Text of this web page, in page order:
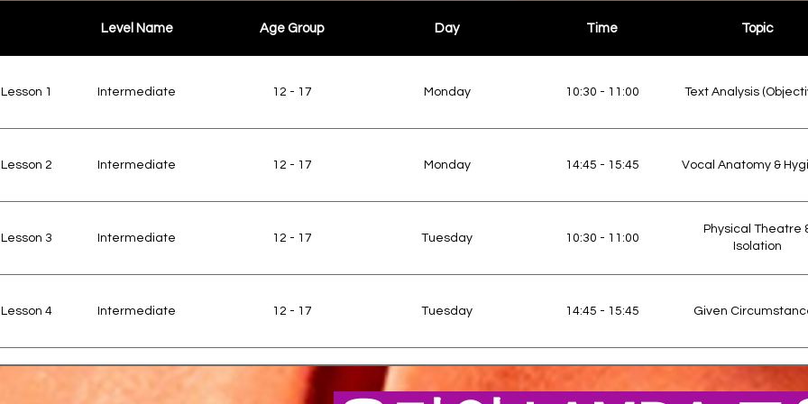
Foundation
Foundation
Foundation
Foundation
Elementary
Monday 14:45 - 15:45 2
Level Name Age Group Day Time Topic
1 Intermediate 12 - 17 Monday 10:30 - 11:00 Text Analysis
2 Intermediate 12 - 17 Monday 14:45 - 15:45 Vocal Anatomy &
3 Intermediate 12 - 17 Tuesday 10:30 - 11:00
Physical Theatre
Isolation
4 Intermediate 12 - 17 Tuesday 14:45 - 15:45 Given